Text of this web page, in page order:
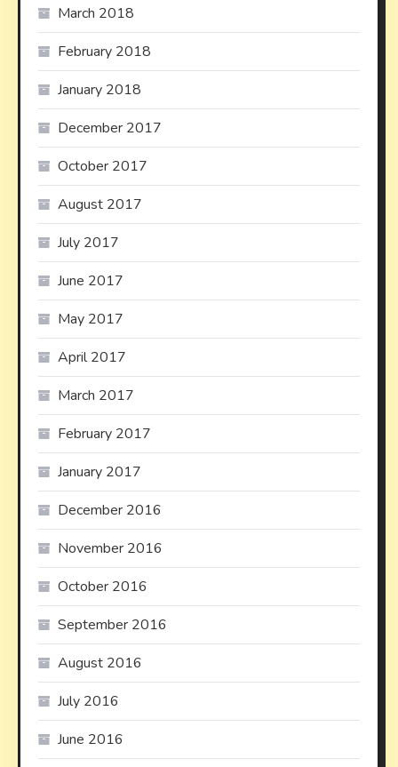
March 2018
February 2018
January 2018
December 2017
October 2017
August 2017
July 2017
June 2017
May 2017
April 2017
March 2017
February 2017
January 2017
December 2016
November 2016
October 2016
September 2016
August 2016
July 2016
June 2016